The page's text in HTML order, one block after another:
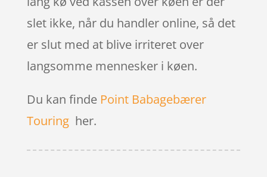
slet ikke, når du handler online, så det
er slut med at blive irriteret over
langsomme mennesker i køen.
Du kan finde Point Babagebærer
Touringher.